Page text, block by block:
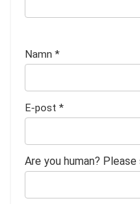
Namn *
E-post *
Are you human? Please